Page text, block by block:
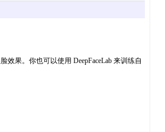
果。你也可以使用 DeepFaceLab 来训练自